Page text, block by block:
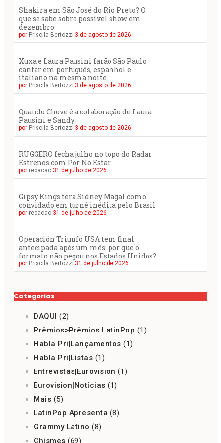
Shakira em São José do Rio Preto? O
que se sabe sobre possível show em
dezembro
por Priscila Bertozzi 3 de agosto de 2026
Xuxa e Laura Pausini farão São Paulo
cantar em português, espanhol e
italiano na mesma noite
por Priscila Bertozzi 3 de agosto de 2026
Quando Chove é a colaboração de Laura
Pausini e Sandy
por Priscila Bertozzi 3 de agosto de 2026
RUGGERO fecha julho no topo do Radar
Estrenos com Por No Estar
por redacao 31 de julho de 2026
Gipsy Kings terá Sidney Magal como
convidado em turnê inédita pelo Brasil
por redacao 31 de julho de 2026
Operación Triunfo USA tem final
antecipada após um mês: por que o
formato não pegou nos Estados Unidos?
por Priscila Bertozzi 31 de julho de 2026
Categorias
DAQUI (2)
Prêmios>Prêmios LatinPop (1)
Habla Pri|Lançamentos (1)
Habla Pri|Listas (1)
Entrevistas|Eurovision (1)
Eurovision|Notícias (1)
Mais (5)
LatinPop Apresenta (8)
Grammy Latino (8)
Chismes (69)